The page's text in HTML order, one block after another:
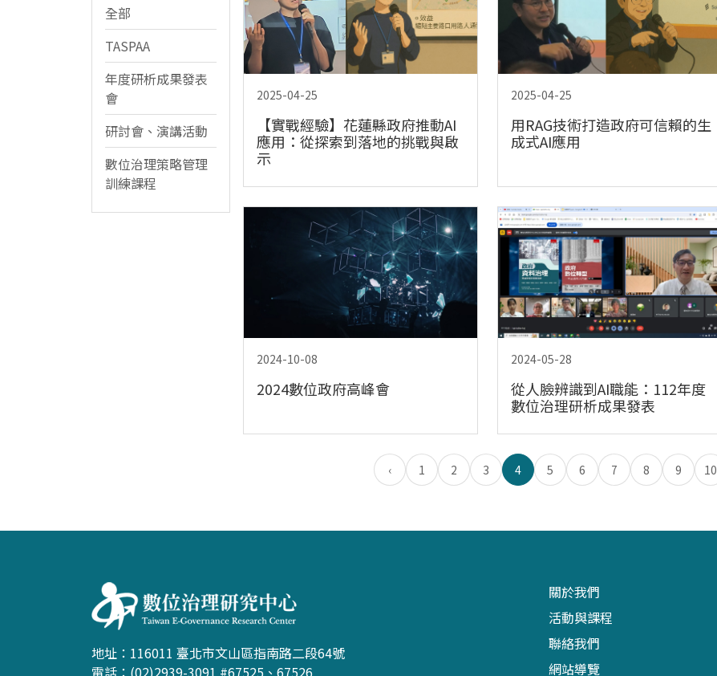
全部
TASPAA
年度研析成果發表
會
研討會、演講活動
數位治理策略管理
訓練課程
2025-04-25
【實戰經驗】花蓮縣政府推動AI
應用：從探索到落地的挑戰與啟
示
2025-04-25
用RAG技術打造政府可信賴的生
成式AI應用
2024-10-08
2024數位政府高峰會
2024-05-28
從人臉辨識到AI職能：112年度
數位治理研析成果發表
‹ 1 2 3 4 5 6 7 8 9 10
地址：116011 臺北市文山區指南路二段64號
關於我們
活動與課程
聯絡我們
網站導覽